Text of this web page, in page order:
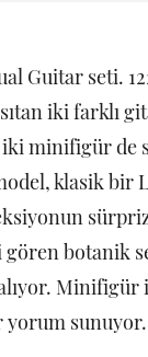
Guitar seti.
iki farklı
minifigür de
klasik bir
botanik
Minifigür
yorum sunuyor.